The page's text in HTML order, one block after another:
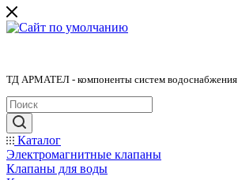
ТД АРМАТЕЛ - компоненты систем водоснабжения
Каталог
Электромагнитные клапаны
Клапаны для воды